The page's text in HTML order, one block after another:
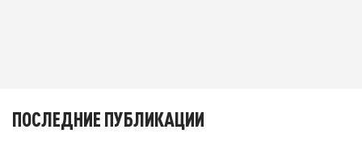
ПОСЛЕДНИЕ ПУБЛИКАЦИИ